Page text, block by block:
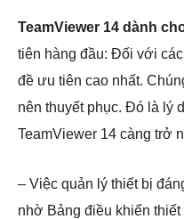
TeamViewer 14 dành
tiên hàng đầu: Đối với
đề ưu tiên cao nhất.
nên thuyết phục. Đó là lý
TeamViewer 14 càng trở
– Việc quản lý thiết bị
nhờ Bảng điều khiển